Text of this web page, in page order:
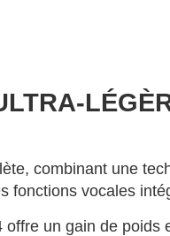
combinant une
fonctions vocales
un gain de poids